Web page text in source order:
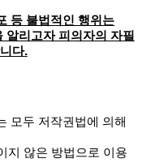
등 불법적인 행위는
알리고자 피의자의 자필
다.
모두 저작권법에 의해
지 않은 방법으로 이용